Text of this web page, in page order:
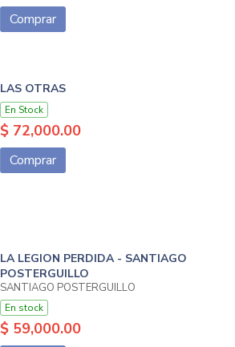
Comprar
LAS OTRAS
En Stock
$ 72,000.00
Comprar
LA LEGION PERDIDA - SANTIAGO
POSTERGUILLO
SANTIAGO POSTERGUILLO
En stock
$ 59,000.00